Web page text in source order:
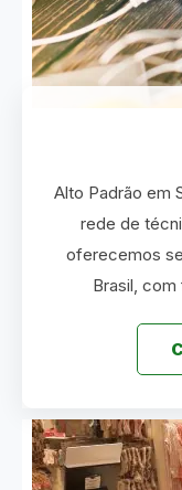
Alto Padrão em
rede de
oferecemos
Brasil,